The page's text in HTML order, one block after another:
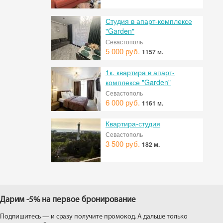
Студия в апарт-комплексе
"Garden"
Севастополь
5 000 руб. 1157 м.
1к. квартира в апарт-
комплексе "Garden"
Севастополь
6 000 руб. 1161 м.
Квартира-студия
Севастополь
3 500 руб. 182 м.
Дарим -5% на первое бронирование
Подпишитесь — и сразу получите промокод. А дальше только